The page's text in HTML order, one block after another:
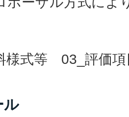
様式等 03_評価
ル